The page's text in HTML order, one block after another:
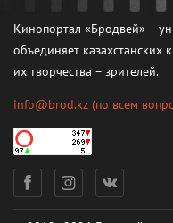
Кинопортал «Бродвей» –
объединяет
их творчества – зрителей.
info@brod.kz (по всем